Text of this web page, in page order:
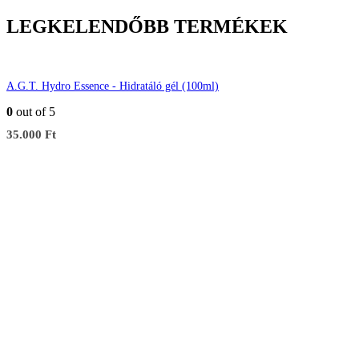
LEGKELENDŐBB TERMÉKEK
A.G.T. Hydro Essence - Hidratáló gél (100ml)
0 out of 5
35.000 Ft